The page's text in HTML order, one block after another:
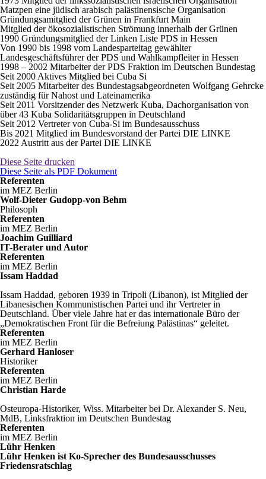
Matzpen eine jüdisch arabisch palästinensische Organisation
Gründungsamitglied der Grünen in Frankfurt Main
Mitglied der ökosozialistischen Strömung innerhalb der Grünen
1990 Gründungsmitglied der Linken Liste PDS in Hessen
Von 1990 bis 1998 vom Landesparteitag gewählter
Landesgeschäftsführer der PDS und Wahlkampfleiter in Hessen
1998 – 2002 Mitarbeiter der PDS Fraktion im Deutschen Bundestag
Seit 2000 Aktives Mitglied bei Cuba Si
Seit 2005 Mitarbeiter des Bundestagsabgeordneten Wolfgang Gehrcke
zuständig für Nahost und Lateinamerika
Seit 2011 Vorsitzender des Netzwerk Kuba, Dachorganisation von
über 43 Kuba Solidaritätsgruppen in Deutschland
Seit 2012 Vertreter von Cuba-Si im Bundesausschuss
Bis 2021 Mitglied im Bundesvorstand der Partei DIE LINKE
2022 Austritt aus der Partei DIE LINKE
Diese Seite drucken
Diese Seite als PDF Dokument
Referenten
im MEZ Berlin
Wolf-Dieter Gudopp-von Behm
Philosoph
Referenten
im MEZ Berlin
Joachim Guilliard
IT-Berater und Autor
Referenten
im MEZ Berlin
Issam Haddad
Issam Haddad, geboren 1939 in Tripoli (Libanon), ist Mitglied der
Libanesischen Kommunistischen Partei und ihr Vertreter in
Deutschland. Über viele Jahre hat er das internationale Büro der
„Demokratischen Front für die Befreiung Palästinas“ geleitet.
Referenten
im MEZ Berlin
Gerhard Hanloser
Historiker
Referenten
im MEZ Berlin
Christian Harde
Osteuropa-Historiker, Wiss. Mitarbeiter bei Dr. Alexander S. Neu,
MdB, Linksfraktion im Deutschen Bundestag
Referenten
im MEZ Berlin
Lühr Henken
Lühr Henken ist Ko-Sprecher des Bundesausschusses
Friedensratschlag